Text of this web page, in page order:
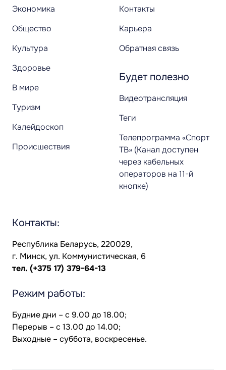
Экономика
Общество
Культура
Здоровье
В мире
Туризм
Калейдоскоп
Происшествия
Контакты
Карьера
Обратная связь
Будет полезно
Видеотрансляция
Теги
Телепрограмма «Спорт
ТВ» (Канал доступен
через кабельных
операторов на 11-й
кнопке)
Контакты:
Республика Беларусь, 220029,
г. Минск, ул. Коммунистическая, 6
тел. (+375 17) 379-64-13
Режим работы:
Будние дни – с 9.00 до 18.00;
Перерыв – с 13.00 до 14.00;
Выходные – суббота, воскресенье.